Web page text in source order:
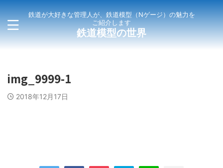
鉄道が大好きな管理人が、鉄道模型（Nゲージ）の魅力を
ご紹介します
鉄道模型の世界
img_9999-1
2018年12月17日